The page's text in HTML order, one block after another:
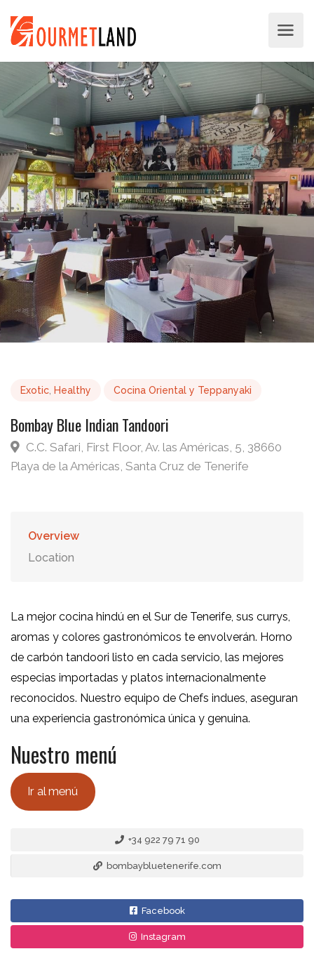
Exotic Healthy Cocina Oriental y Teppanyaki
Bombay Blue Indian Tandoori
C.C. Safari, First Floor, Av. las Américas, 5, 38660
Playa de la Américas, Santa Cruz de Tenerife
Overview
Location
La mejor cocina hindú en el Sur de Tenerife, sus currys,
aromas y colores gastronómicos te envolverán. Horno
de carbón tandoori listo en cada servicio, las mejores
especias importadas y platos internacionalmente
reconocidos. Nuestro equipo de Chefs indues, aseguran
una experiencia gastronómica única y genuina.
Nuestro menú
Ir al menú
+34 922 79 71 90
bombaybluetenerife.com
Facebook
Instagram